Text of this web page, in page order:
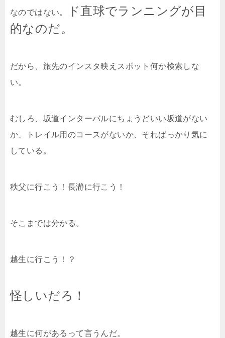
なのではない。
ド直球でランニングが目
的なのだ。
だから、旅先のインスタ映えスポット何か検索しな
い。
むしろ、坂道インターバルにちょうどいい坂道がない
か、トレイル用のコースがないか、そればっかり気に
している。
秩父に行こう！長瀞に行こう！
そこまでは分かる。
越生に行こう！？
怪しいだろ！
越生に何があるって言うんだ。